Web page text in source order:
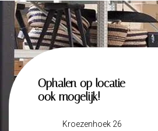
Ophalen op locatie
ook mogelijk!
Kroezenhoek 26